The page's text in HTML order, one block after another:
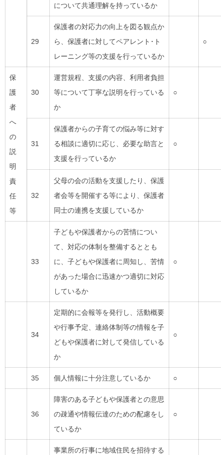
について共通理解を持っているか
29
保護者の対応力の向上を図る観点か
ら、保護者に対してペアレント･ト
レーニング等の支援を行っているか
○
保
護
者
へ
の
説
明
責
任
等
30
運営規程、支援の内容、利用者負担
等について丁寧な説明を行っている
か
○
31
保護者からの子育ての悩み等に対す
る相談に適切に応じ、必要な助言と
支援を行っているか
○
32
父母の会の活動を支援したり、保護
者会等を開催する等により、保護者
同士の連携を支援しているか
33
子どもや保護者からの苦情につい
て、対応の体制を整備するととも
に、子どもや保護者に周知し、苦情
があった場合に迅速かつ適切に対応
しているか
○
34
定期的に会報等を発行し、活動概要
や行事予定、連絡体制等の情報を子
どもや保護者に対して発信している
か
○
35 個人情報に十分注意しているか ○
36
障害のある子どもや保護者との意思
の疎通や情報伝達のための配慮をし
ているか
○
事業所の行事に地域住民を招待する